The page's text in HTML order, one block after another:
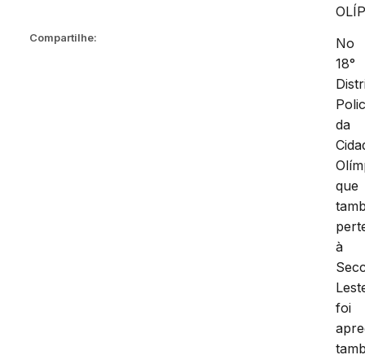
Compartilhe:
No
18°
da
que
à
foi